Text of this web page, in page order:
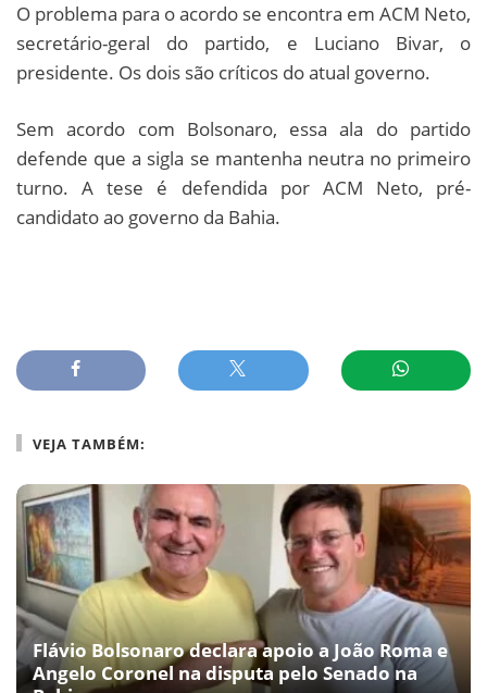
O problema para o acordo se encontra em ACM Neto,
secretário-geral do partido, e Luciano Bivar, o
presidente. Os dois são críticos do atual governo.
Sem acordo com Bolsonaro, essa ala do partido
defende que a sigla se mantenha neutra no primeiro
turno. A tese é defendida por ACM Neto, pré-
candidato ao governo da Bahia.
VEJA TAMBÉM:
Flávio Bolsonaro declara apoio a João Roma e
Angelo Coronel na disputa pelo Senado na